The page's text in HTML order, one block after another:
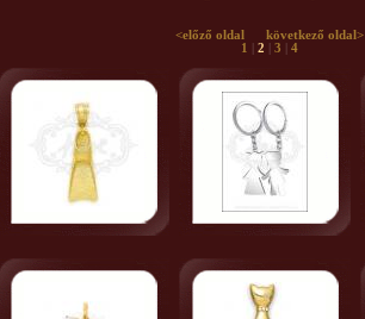
<előző oldal
következő oldal>
1
2 3 4